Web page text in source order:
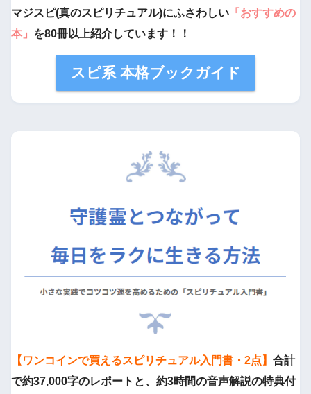
マジスピ(真のスピリチュアル)にふさわしい 「おすすめの
本」 を80冊以上紹介しています！！
スピ系 本格ブックガイド
【ワンコインで買えるスピリチュアル入門書・2点】 合計
で約37,000字のレポートと、約3時間の音声解説の特典付